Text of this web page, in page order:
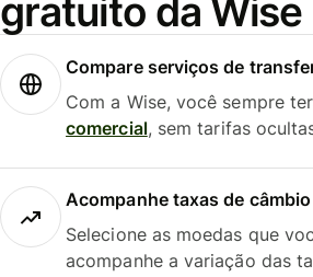
gratuito da Wise
Compare serviços de
Com a Wise, você sempre
comercial, sem tarifas
Acompanhe taxas de
Selecione as moedas que
acompanhe a variação das